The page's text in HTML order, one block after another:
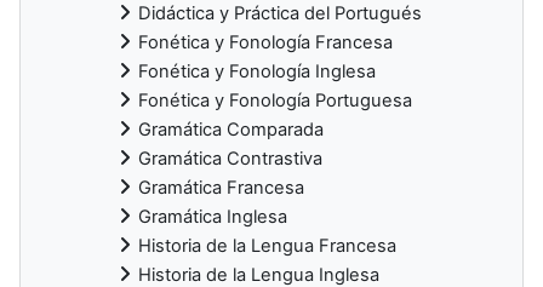
Didáctica y Práctica del Portugués
Fonética y Fonología Francesa
Fonética y Fonología Inglesa
Fonética y Fonología Portuguesa
Gramática Comparada
Gramática Contrastiva
Gramática Francesa
Gramática Inglesa
Historia de la Lengua Francesa
Historia de la Lengua Inglesa